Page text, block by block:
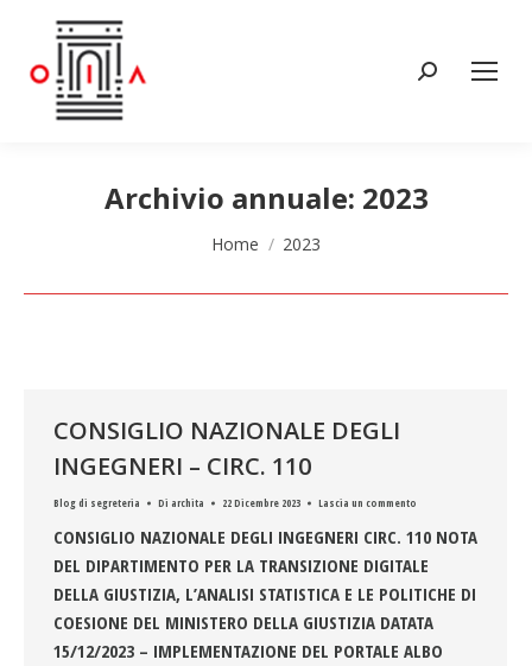
Cerca:
Archivio annuale: 2023
Tu sei qui:
Home 2023
CONSIGLIO NAZIONALE DEGLI
INGEGNERI – CIRC. 110
Blog di segreteria Di archita 22 Dicembre 2023 Lascia un commento
CONSIGLIO NAZIONALE DEGLI INGEGNERI CIRC. 110 NOTA
DEL DIPARTIMENTO PER LA TRANSIZIONE DIGITALE
DELLA GIUSTIZIA, L’ANALISI STATISTICA E LE POLITICHE DI
COESIONE DEL MINISTERO DELLA GIUSTIZIA DATATA
15/12/2023 – IMPLEMENTAZIONE DEL PORTALE ALBO